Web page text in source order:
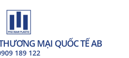
MẠI QUỐC TẾ AB
189 122